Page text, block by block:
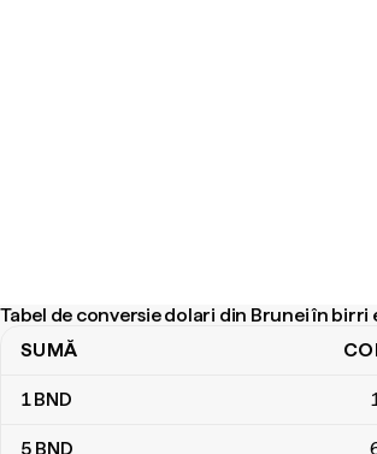
Tabel de conversie dolari din Brunei în birri
Tabel de conversie dolari din Brunei în birri
SUMĂ
1BND
5 BND